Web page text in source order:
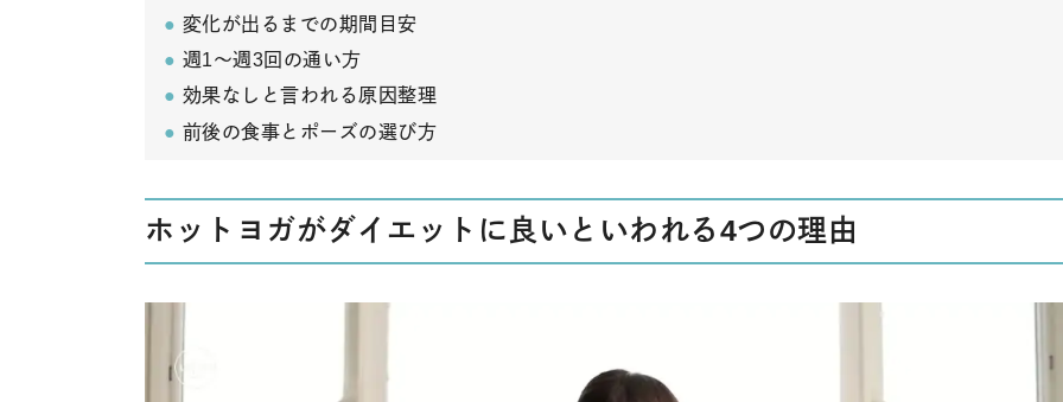
変化が出るまでの期間目安
週1〜週3回の通い方
効果なしと言われる原因整理
前後の食事とポーズの選び方
ホットヨガがダイエットに良いといわれる4つの理由